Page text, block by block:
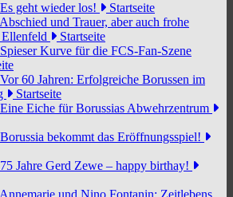
Es geht wieder los!
Startseite
Abschied und Trauer, aber auch frohe
Startseite
Spieser Kurve für die FCS-Fan-Szene
Vor 60 Jahren: Erfolgreiche Borussen im
Startseite
Eine Eiche für Borussias Abwehrzentrum
Borussia bekommt das Eröffnungsspiel!
75 Jahre Gerd Zewe – happy birthay!
Annemarie und Nino Fontanin: Zeitlebens